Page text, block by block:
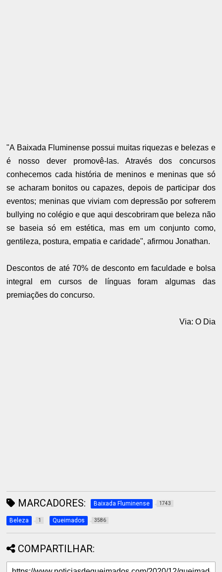
"A Baixada Fluminense possui muitas riquezas e belezas e
é nosso dever promovê-las. Através dos concursos
conhecemos cada história de meninos e meninas que só
se acharam bonitos ou capazes, depois de participar dos
eventos; meninas que viviam com depressão por sofrerem
bullying no colégio e que aqui descobriram que beleza não
se baseia só em estética, mas em um conjunto como,
gentileza, postura, empatia e caridade", afirmou Jonathan.
Descontos de até 70% de desconto em faculdade e bolsa
integral em cursos de línguas foram algumas das
premiações do concurso.
Via: O Dia
MARCADORES: Baixada Fluminense 1743
Beleza 1 Queimados 3586
COMPARTILHAR: